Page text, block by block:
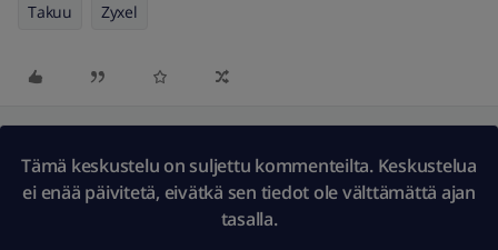
Takuu Zyxel
Tämä keskustelu on suljettu kommenteilta. Keskustelua
ei enää päivitetä, eivätkä sen tiedot ole välttämättä ajan
tasalla.